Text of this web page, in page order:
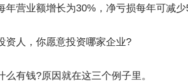
年营业额增长为30%，净亏损每年可减少
资人，你愿意投资哪家企业?
么有钱?原因就在这三个例子里。